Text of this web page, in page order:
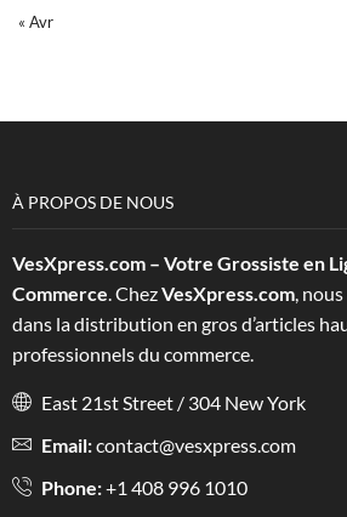
« Avr
À PROPOS DE NOUS
VesXpress.com – Votre Grossiste en
Commerce. ChezVesXpress.com,
dans la distribution en gros d’articles
professionnels du commerce.
East 21st Street / 304 New York
Email:contact@vesxpress.com
Phone:+1 408 996 1010